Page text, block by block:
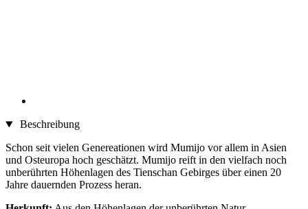
Beschreibung
Schon seit vielen Genereationen wird Mumijo vor allem in Asien
und Osteuropa hoch geschätzt. Mumijo reift in den vielfach noch
unberührten Höhenlagen des Tienschan Gebirges über einen 20
Jahre dauernden Prozess heran.